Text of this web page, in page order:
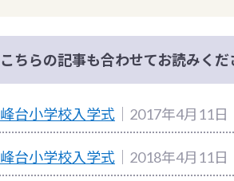
こちらの記事も合わせてお読みくだ
峰台小学校入学式 ｜2017年4月11日
峰台小学校入学式 ｜2018年4月11日